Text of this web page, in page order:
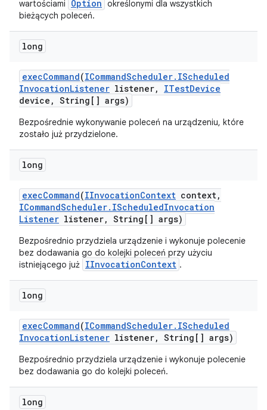
wartościami Option określonymi dla wszystkich
bieżących poleceń.
long
execCommand(ICommandScheduler. IScheduled
InvocationListener listener, ITestDevice
device , String[] args)
Bezpośrednie wykonywanie poleceń na urządzeniu, które
zostało już przydzielone.
long
execCommand(IInvocationContext context,
ICommandScheduler. IScheduledInvocation
Listener listener, String[] args)
Bezpośrednio przydziela urządzenie i wykonuje polecenie
bez dodawania go do kolejki poleceń przy użyciu
istniejącego już IInvocationContext .
long
execCommand(ICommandScheduler. IScheduled
InvocationListener listener, String[] args)
Bezpośrednio przydziela urządzenie i wykonuje polecenie
bez dodawania go do kolejki poleceń.
long